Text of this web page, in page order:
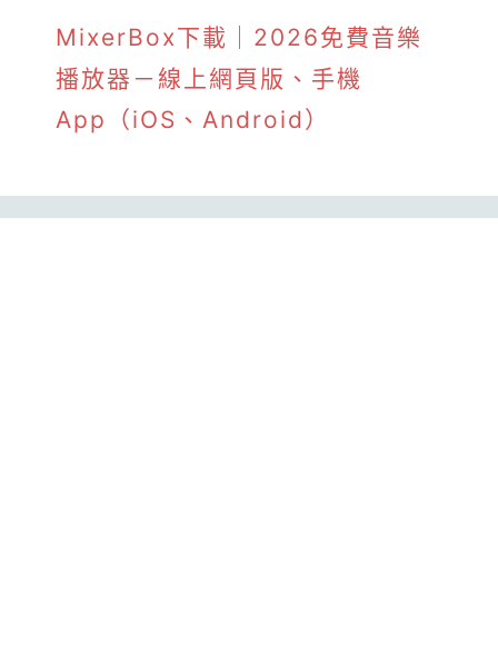
MixerBox下載｜2026免費音樂
播放器－線上網頁版、手機
App（iOS、Android）